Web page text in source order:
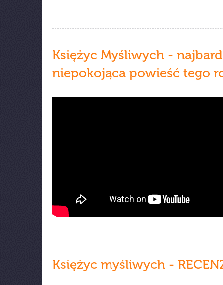
Księżyc Myśliwych -
niepokojąca powieść tego
Księżyc myśliwych -